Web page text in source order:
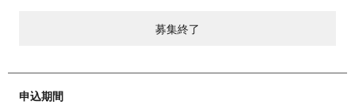
募集終了
申込期間